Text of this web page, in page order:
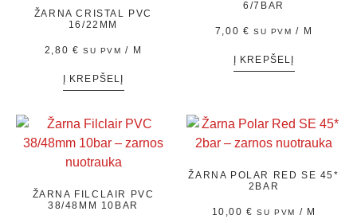
ŽARNA CRISTAL PVC
16/22MM
2,80 € SU PVM / M
Į KREPŠELĮ
6/7BAR
7,00 € SU PVM / M
Į KREPŠELĮ
ŽARNA FILCLAIR PVC
38/48MM 10BAR
ŽARNA POLAR RED SE 45*
2BAR
10,00€ SU PVM / M